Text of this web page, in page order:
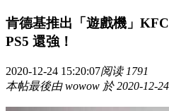
肯德基推出「遊戲機」
PS5 還強！
2020-12-24 15:20:07阅读 1791
本帖最後由 wowow 於 2020-12-